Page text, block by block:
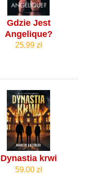
Gdzie Jest
Angelique?
25.99 zł
Dynastia krwi
59.00 zł